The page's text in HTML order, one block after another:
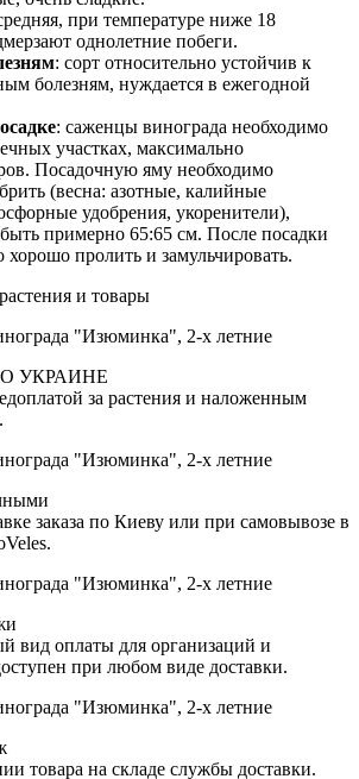
при температуре ниже 18
однолетние побеги.
: сорт относительно устойчив к
болезням, нуждается в ежегодной
: саженцы винограда необходимо
участках, максимально
Посадочную яму необходимо
(весна: азотные, калийные
удобрения, укоренители),
примерно 65:65 см. После посадки
пролить и замульчировать.
и товары
УКРАИНЕ
за растения и наложенным
заказа по Киеву или при самовывозе в
вид оплаты для организаций и
при любом виде доставки.
товара на складе службы доставки.